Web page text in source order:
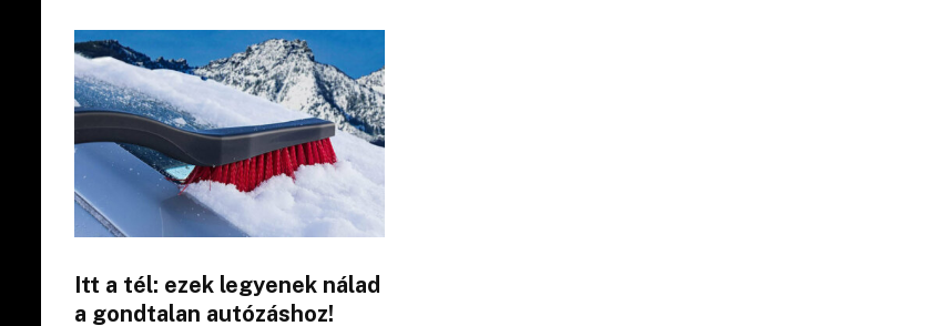
Itt a tél: ezek legyenek nálad
a gondtalan autózáshoz!